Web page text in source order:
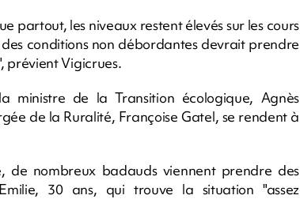
partout, les niveaux restent élevés sur les cours
conditions non débordantes devrait prendre
prévient Vigicrues.
ministre de la Transition écologique, Agnès
de la Ruralité, Françoise Gatel, se rendent à
de nombreux badauds viennent prendre des
30 ans, qui trouve la situation "assez